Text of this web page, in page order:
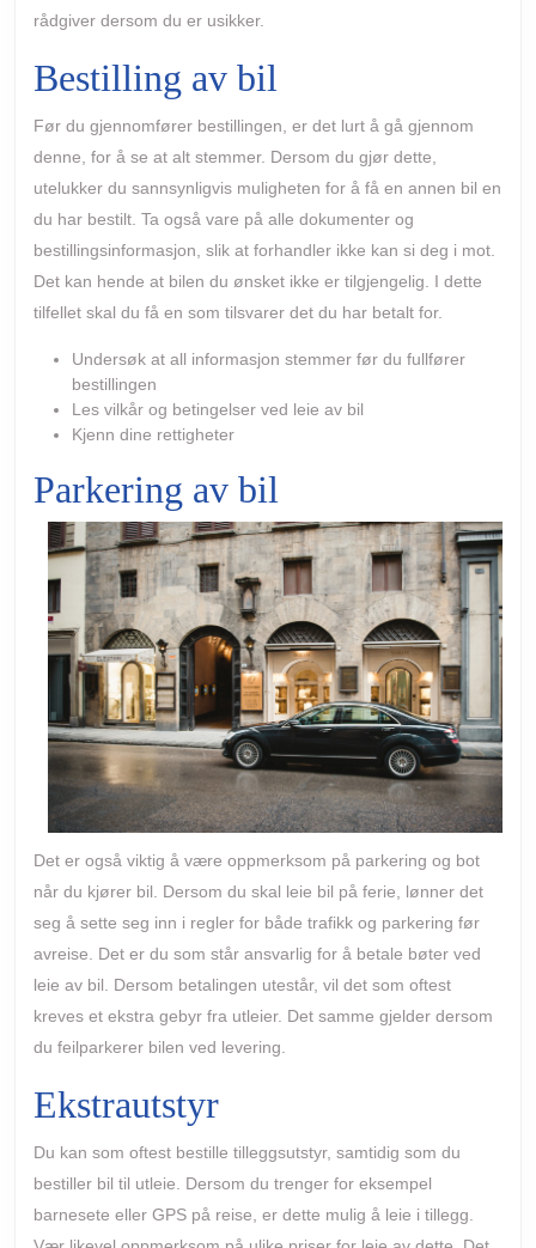
rådgiver dersom du er usikker.
Bestilling av bil
Før du gjennomfører bestillingen, er det lurt å gå gjennom
denne, for å se at alt stemmer. Dersom du gjør dette,
utelukker du sannsynligvis muligheten for å få en annen bil en
du har bestilt. Ta også vare på alle dokumenter og
bestillingsinformasjon, slik at forhandler ikke kan si deg i mot.
Det kan hende at bilen du ønsket ikke er tilgjengelig. I dette
tilfellet skal du få en som tilsvarer det du har betalt for.
Undersøk at all informasjon stemmer før du fullfører
bestillingen
Les vilkår og betingelser ved leie av bil
Kjenn dine rettigheter
Parkering av bil
Det er også viktig å være oppmerksom på parkering og bot
når du kjører bil. Dersom du skal leie bil på ferie, lønner det
seg å sette seg inn i regler for både trafikk og parkering før
avreise. Det er du som står ansvarlig for å betale bøter ved
leie av bil. Dersom betalingen utestår, vil det som oftest
kreves et ekstra gebyr fra utleier. Det samme gjelder dersom
du feilparkerer bilen ved levering.
Ekstrautstyr
Du kan som oftest bestille tilleggsutstyr, samtidig som du
bestiller bil til utleie. Dersom du trenger for eksempel
barnesete eller GPS på reise, er dette mulig å leie i tillegg.